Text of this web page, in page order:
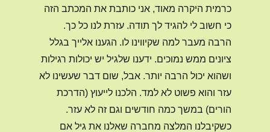
כרמית היקרה מאוד, אני כותבת את המכתב הזה
כי חשוב לי להגיד לך תודה. עזרת לנו כל כך.
הרבה מעבר למה שקיווינו לו. הגענו אלייך בגלל
ציונים ממש נמוכים. ידענו שלגיל יש יכולות רגילות
ושהוא יכול הרבה יותר. אבל, שום דבר שעשינו לא
עזר והוא פשוט לא למד. הלכנו לייעוץ (הדרכת
הורים) במשך כמה חודשים וגם זה לא עזר.
כשקיבלנו המלצה מחברה שאלנו את גיל אם